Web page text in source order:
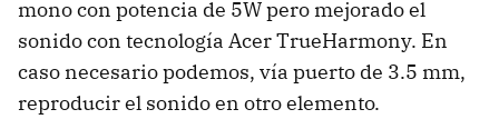
mono con potencia de 5W pero mejorado el
sonido con tecnología Acer TrueHarmony. En
caso necesario podemos, vía puerto de 3.5 mm,
reproducir el sonido en otro elemento.